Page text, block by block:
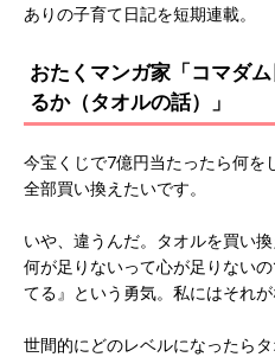
ありの子育て日記を短期連載。
おたくマンガ家「コマダ
るか（タオルの話）」
今宝くじで7億円当たったら何を
全部買い換えたいです。
いや、違うんだ。タオルを買い
何が足りないって心が足りない
てる』という勇気。私にはそれが
世間的にどのレベルになったら